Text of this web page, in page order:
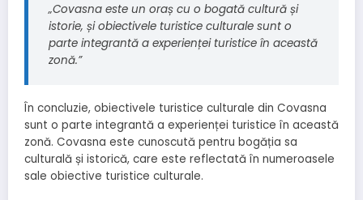
„Covasna este un oraș cu o bogată cultură și
istorie, și obiectivele turistice culturale sunt o
parte integrantă a experienței turistice în această
zonă.”
În concluzie, obiectivele turistice culturale din Covasna
sunt o parte integrantă a experienței turistice în această
zonă. Covasna este cunoscută pentru bogăția sa
culturală și istorică, care este reflectată în numeroasele
sale obiective turistice culturale.